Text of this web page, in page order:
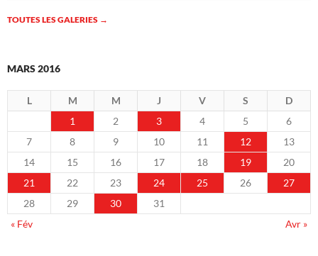
TOUTES LES GALERIES →
MARS 2016
L M M J V S
D
1
2 3 4 5
6
7
8 9 10 11 12
13
14
15 16 17 18 19
20
21
22 23 24 25 26
27
28
29 30
31
« Fév
Avr »